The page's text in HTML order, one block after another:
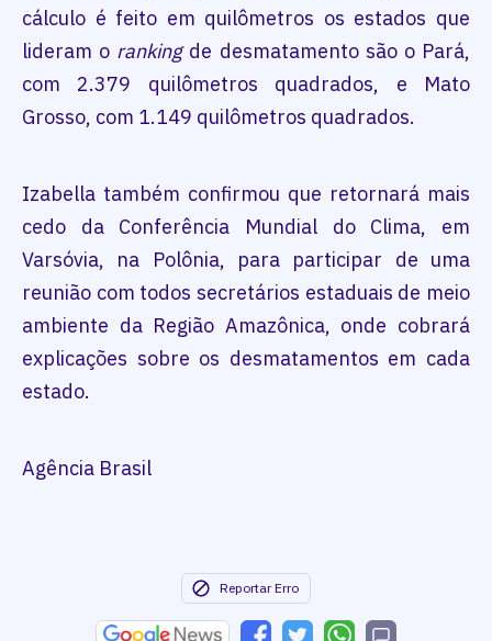
cálculo é feito em quilômetros os estados que
lideram o ranking de desmatamento são o Pará,
com 2.379 quilômetros quadrados, e Mato
Grosso, com 1.149 quilômetros quadrados.
Izabella também confirmou que retornará mais
cedo da Conferência Mundial do Clima, em
Varsóvia, na Polônia, para participar de uma
reunião com todos secretários estaduais de meio
ambiente da Região Amazônica, onde cobrará
explicações sobre os desmatamentos em cada
estado.
Agência Brasil
Reportar Erro